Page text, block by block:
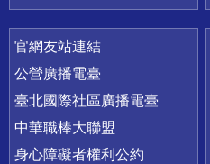
官網友站連結
公營廣播電臺
臺北國際社區廣播電臺
中華職棒大聯盟
身心障礙者權利公約